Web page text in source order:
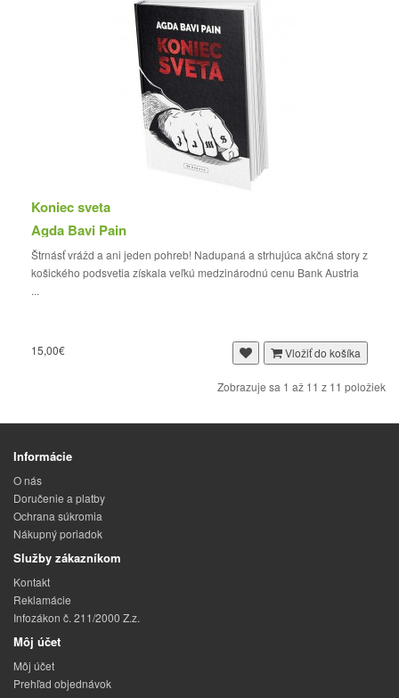
Koniec sveta
Agda Bavi Pain
Štrnásť vrážd a ani jeden pohreb! Nadupaná a strhujúca akčná story z
košického podsvetia získala veľkú medzinárodnú cenu Bank Austria
...
15,00€ Vložiť do košíka
Zobrazuje sa 1 až 11 z 11 položiek
Informácie
O nás
Doručenie a platby
Ochrana súkromia
Nákupný poriadok
Služby zákazníkom
Kontakt
Reklamácie
Infozákon č. 211/2000 Z.z.
Môj účet
Môj účet
Prehľad objednávok